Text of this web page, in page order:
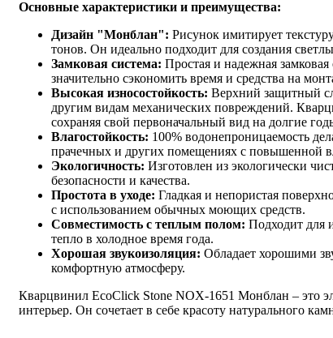
Основные характеристики и преимущества:
Дизайн "Монблан": Рисунок имитирует
тонов. Он идеально подходит для создания
Замковая система: Простая и надежная
значительно сэкономить время и средства на
Высокая износостойкость: Верхний защитный
другим видам механических повреждений.
сохраняя свой первоначальный вид на долгие
Влагостойкость: 100% водонепроницаемость
прачечных и других помещениях с повышенной
Экологичность: Изготовлен из экологически
безопасности и качества.
Простота в уходе: Гладкая и непористая
с использованием обычных моющих средств.
Совместимость с теплым полом: Подходит для
тепло в холодное время года.
Хорошая звукоизоляция: Обладает хорошими
комфортную атмосферу.
Кварцвинил EcoClick Stone NOX-1651 Монблан – это
интерьер. Он сочетает в себе красоту натурального